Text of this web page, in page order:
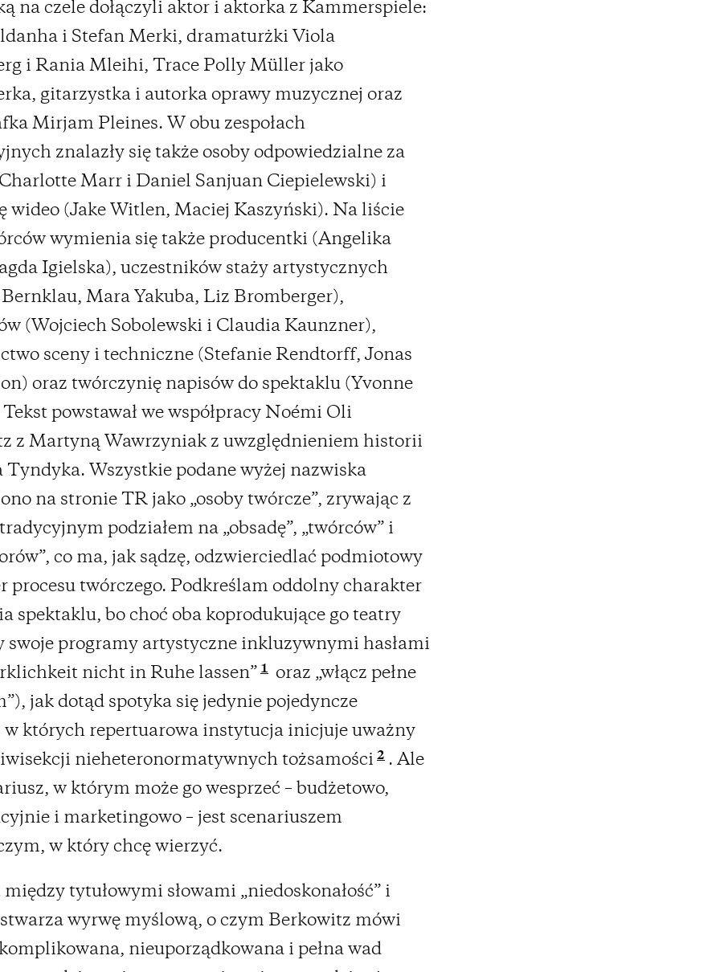
na czele dołączyli aktor i aktorka z Kammerspiele:
i Stefan Merki, dramaturżki Viola
i Rania Mleihi, Trace Polly Müller jako
gitarzystka i autorka oprawy muzycznej oraz
Mirjam Pleines. W obu zespołach
znalazły się także osoby odpowiedzialne za
Marr i Daniel Sanjuan Ciepielewski) i
wideo (Jake Witlen, Maciej Kaszyński). Na liście
wymienia się także producentki (Angelika
Igielska), uczestników staży artystycznych
Mara Yakuba, Liz Bromberger),
(Wojciech Sobolewski i Claudia Kaunzner),
sceny i techniczne (Stefanie Rendtorff, Jonas
oraz twórczynię napisów do spektaklu (Yvonne
powstawał we współpracy Noémi Oli
z Martyną Wawrzyniak z uwzględnieniem historii
Tyndyka. Wszystkie podane wyżej nazwiska
na stronie TR jako „osoby twórcze”, zrywając z
podziałem na „obsadę”, „twórców” i
co ma, jak sądzę, odzwierciedlać podmiotowy
procesu twórczego. Podkreślam oddolny charakter
spektaklu, bo choć oba koprodukujące go teatry
swoje programy artystyczne inkluzywnymi hasłami
nicht in Ruhe lassen” 1
oraz „włącz pełne
jak dotąd spotyka się jedynie pojedyncze
w których repertuarowa instytucja inicjuje uważny
nieheteronormatywnych tożsamości 2 . Ale
w którym może go wesprzeć – budżetowo,
i marketingowo – jest scenariuszem
w który chcę wierzyć.
tytułowymi słowami „niedoskonałość” i
stwarza wyrwę myślową, o czym Berkowitz mówi
nieuporządkowana i pełna wad